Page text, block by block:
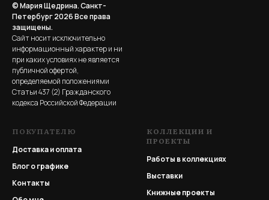
© Мария Щедрина. Санкт-
Петербург 2026Все права
защищены.
Сайт носит исключительно
информационный характер и ни
при каких условиях не является
публичной офертой,
определяемой положениями
Статьи 437 (2) Гражданского
кодекса Российской Федерации
ПОКУПАТЕЛЮ
Доставка и оплата
Блог о графике
Контакты
КОЛЛЕКЦИИ И
ПРОЕКТЫ
Работы в коллекциях
Выставки
Книжные проекты